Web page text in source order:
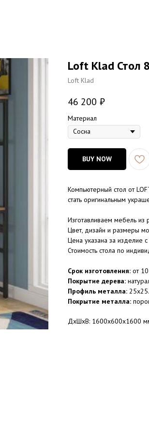
Loft Klad Стол 8
Loft Klad
46 200 ₽
Материал
Сосна
BUY NOW
Компьютерный стол от
стать оригинальным
Изготавливаем мебель
Цвет, дизайн и размеры
Цена указана за
Стоимость стола по
Срок изготовления: от
Покрытие дерева:
Профиль металла: 25x25.
Покрытие металла:
ДxШxВ: 1600x600x1600